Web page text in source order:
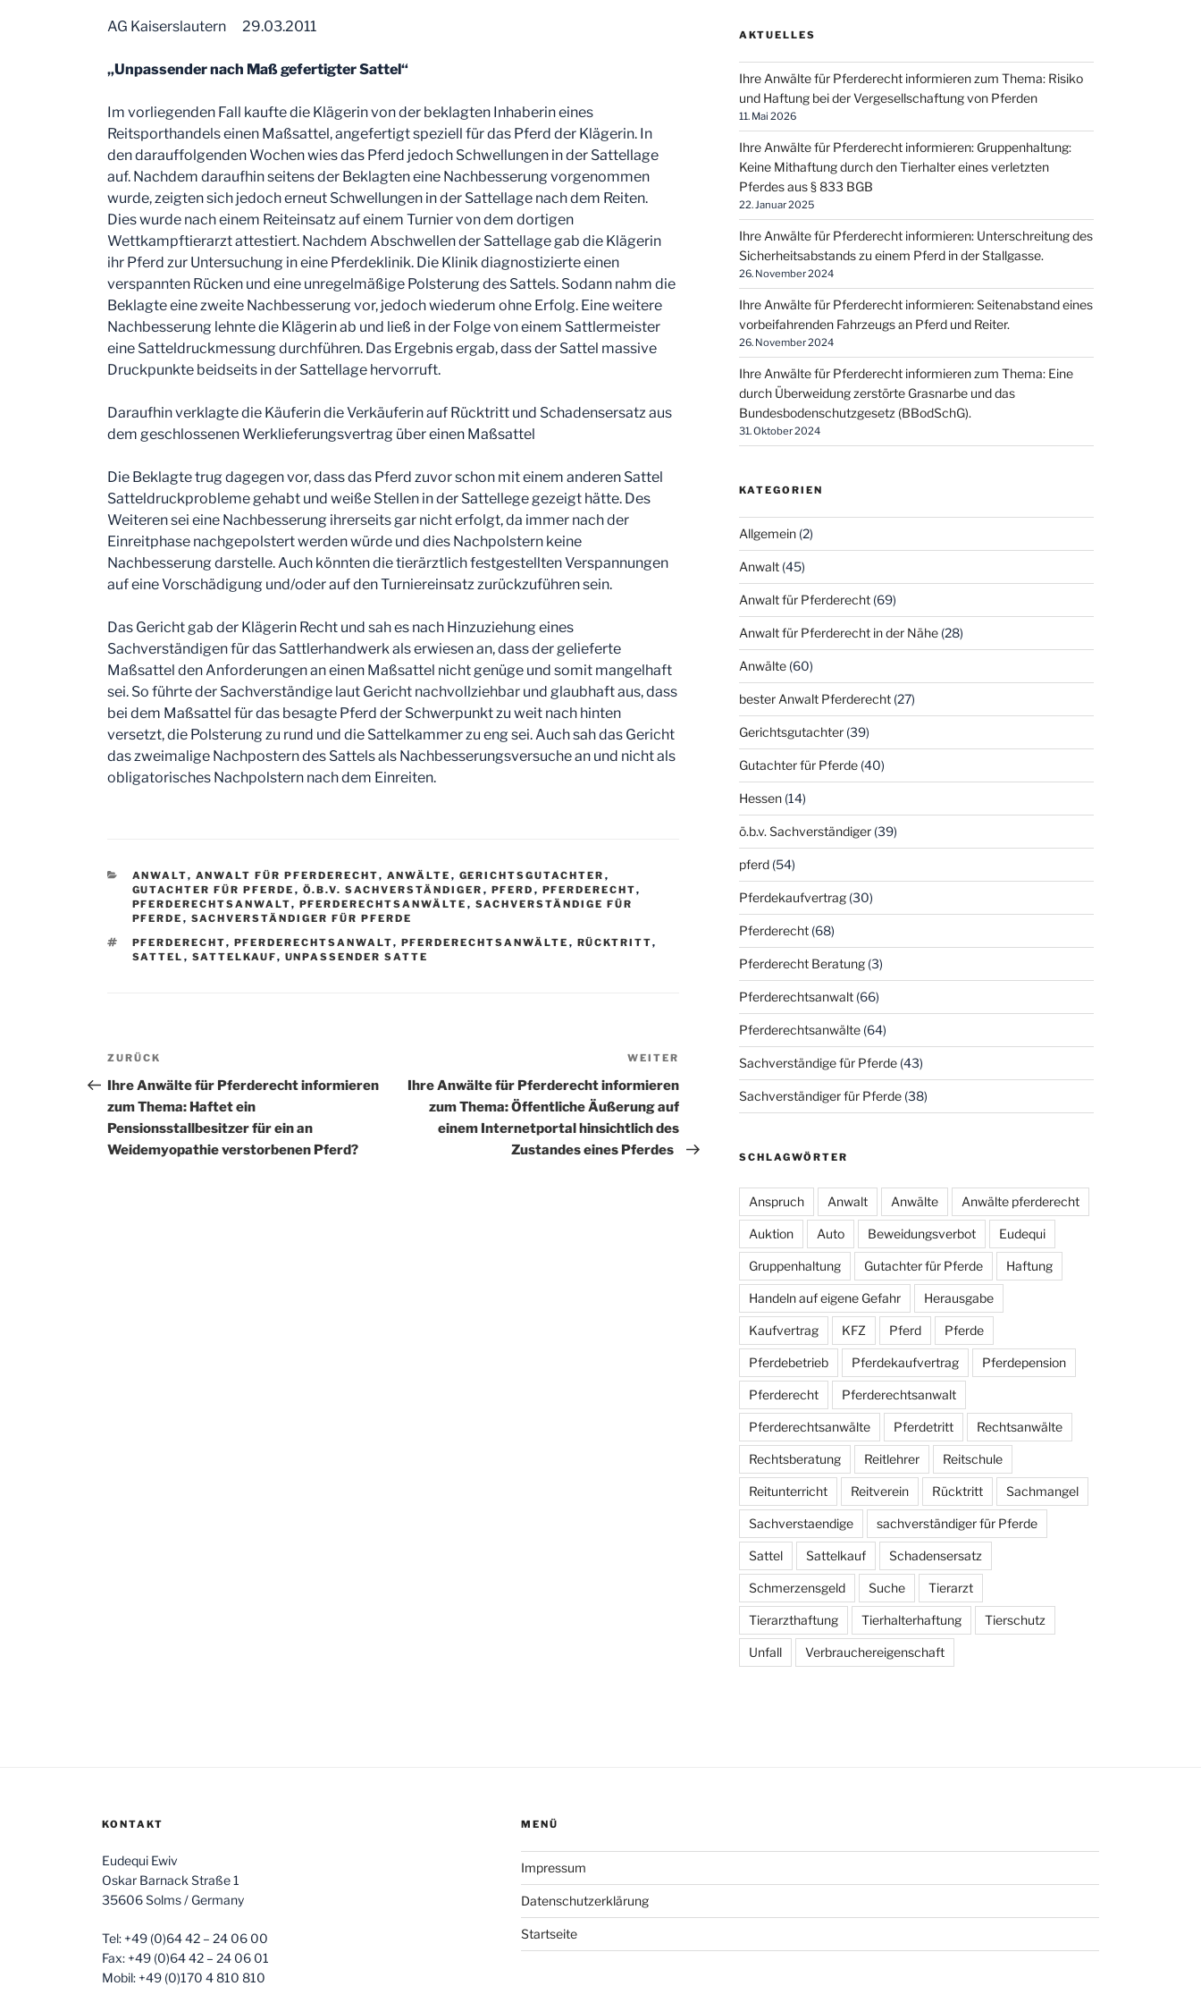
AG Kaiserslautern 29.03.2011
„Unpassender nach Maß gefertigter Sattel“
Im vorliegenden Fall kaufte die Klägerin von der beklagten Inhaberin eines
Reitsporthandels einen Maßsattel, angefertigt speziell für das Pferd der Klägerin. In
den darauffolgenden Wochen wies das Pferd jedoch Schwellungen in der Sattellage
auf. Nachdem daraufhin seitens der Beklagten eine Nachbesserung vorgenommen
wurde, zeigten sich jedoch erneut Schwellungen in der Sattellage nach dem Reiten.
Dies wurde nach einem Reiteinsatz auf einem Turnier von dem dortigen
Wettkampftierarzt attestiert. Nachdem Abschwellen der Sattellage gab die Klägerin
ihr Pferd zur Untersuchung in eine Pferdeklinik. Die Klinik diagnostizierte einen
verspannten Rücken und eine unregelmäßige Polsterung des Sattels. Sodann nahm die
Beklagte eine zweite Nachbesserung vor, jedoch wiederum ohne Erfolg. Eine weitere
Nachbesserung lehnte die Klägerin ab und ließ in der Folge von einem Sattlermeister
eine Satteldruckmessung durchführen. Das Ergebnis ergab, dass der Sattel massive
Druckpunkte beidseits in der Sattellage hervorruft.
Daraufhin verklagte die Käuferin die Verkäuferin auf Rücktritt und Schadensersatz aus
dem geschlossenen Werklieferungsvertrag über einen Maßsattel
Die Beklagte trug dagegen vor, dass das Pferd zuvor schon mit einem anderen Sattel
Satteldruckprobleme gehabt und weiße Stellen in der Sattellege gezeigt hätte. Des
Weiteren sei eine Nachbesserung ihrerseits gar nicht erfolgt, da immer nach der
Einreitphase nachgepolstert werden würde und dies Nachpolstern keine
Nachbesserung darstelle. Auch könnten die tierärztlich festgestellten Verspannungen
auf eine Vorschädigung und/oder auf den Turniereinsatz zurückzuführen sein.
Das Gericht gab der Klägerin Recht und sah es nach Hinzuziehung eines
Sachverständigen für das Sattlerhandwerk als erwiesen an, dass der gelieferte
Maßsattel den Anforderungen an einen Maßsattel nicht genüge und somit mangelhaft
sei. So führte der Sachverständige laut Gericht nachvollziehbar und glaubhaft aus, dass
bei dem Maßsattel für das besagte Pferd der Schwerpunkt zu weit nach hinten
versetzt, die Polsterung zu rund und die Sattelkammer zu eng sei. Auch sah das Gericht
das zweimalige Nachpostern des Sattels als Nachbesserungsversuche an und nicht als
obligatorisches Nachpolstern nach dem Einreiten.
KATEGORIEN
ANWALT, ANWALT FÜR PFERDERECHT, ANWÄLTE , GERICHTSGUTACHTER ,
GUTACHTER FÜR PFERDE , Ö.B.V. SACHVERSTÄNDIGER , PFERD , PFERDERECHT,
PFERDERECHTSANWALT, PFERDERECHTSANWÄLTE , SACHVERSTÄNDIGE FÜR
PFERDE , SACHVERSTÄNDIGER FÜR PFERDE
SCHLAGWÖRTER
PFERDERECHT, PFERDERECHTSANWALT, PFERDERECHTSANWÄLTE , RÜCKTRITT,
SATTEL , SATTELKAUF, UNPASSENDER SATTE
Beitragsnavigation
Vorheriger
Beitrag
ZURÜCK
Ihre Anwälte für Pferderecht informieren
zum Thema: Haftet ein
Pensionsstallbesitzer für ein an
Weidemyopathie verstorbenen Pferd?
Nächster
Beitrag
WEITER
Ihre Anwälte für Pferderecht informieren
zum Thema: Öffentliche Äußerung auf
einem Internetportal hinsichtlich des
Zustandes eines Pferdes
AKTUELLES
Ihre Anwälte für Pferderecht informieren zum Thema: Risiko
und Haftung bei der Vergesellschaftung von Pferden
11. Mai 2026
Ihre Anwälte für Pferderecht informieren: Gruppenhaltung:
Keine Mithaftung durch den Tierhalter eines verletzten
Pferdes aus § 833 BGB
22. Januar 2025
Ihre Anwälte für Pferderecht informieren: Unterschreitung des
Sicherheitsabstands zu einem Pferd in der Stallgasse.
26. November 2024
Ihre Anwälte für Pferderecht informieren: Seitenabstand eines
vorbeifahrenden Fahrzeugs an Pferd und Reiter.
26. November 2024
Ihre Anwälte für Pferderecht informieren zum Thema: Eine
durch Überweidung zerstörte Grasnarbe und das
Bundesbodenschutzgesetz (BBodSchG).
31. Oktober 2024
KATEGORIEN
Allgemein(2)
Anwalt(45)
Anwalt für Pferderecht(69)
Anwalt für Pferderecht in der Nähe(28)
Anwälte(60)
bester Anwalt Pferderecht(27)
Gerichtsgutachter(39)
Gutachter für Pferde(40)
Hessen(14)
ö.b.v. Sachverständiger(39)
pferd(54)
Pferdekaufvertrag(30)
Pferderecht(68)
Pferderecht Beratung(3)
Pferderechtsanwalt(66)
Pferderechtsanwälte(64)
Sachverständige für Pferde(43)
Sachverständiger für Pferde(38)
SCHLAGWÖRTER
Anspruch Anwalt Anwälte Anwälte pferderecht
Auktion Auto Beweidungsverbot Eudequi
Gruppenhaltung Gutachter für Pferde Haftung
Handeln auf eigene Gefahr Herausgabe
Kaufvertrag KFZ Pferd Pferde
Pferdebetrieb Pferdekaufvertrag Pferdepension
Pferderecht Pferderechtsanwalt
Pferderechtsanwälte Pferdetritt Rechtsanwälte
Rechtsberatung Reitlehrer Reitschule
Reitunterricht Reitverein Rücktritt Sachmangel
Sachverstaendige sachverständiger für Pferde
Sattel Sattelkauf Schadensersatz
Schmerzensgeld Suche Tierarzt
Tierarzthaftung Tierhalterhaftung Tierschutz
Unfall Verbrauchereigenschaft
KONTAKT
Eudequi Ewiv
Oskar Barnack Straße 1
35606 Solms / Germany
Tel: +49 (0)64 42 – 24 06 00
Fax: +49 (0)64 42 – 24 06 01
Mobil: +49 (0)170 4 810 810
MENÜ
Impressum
Datenschutzerklärung
Startseite